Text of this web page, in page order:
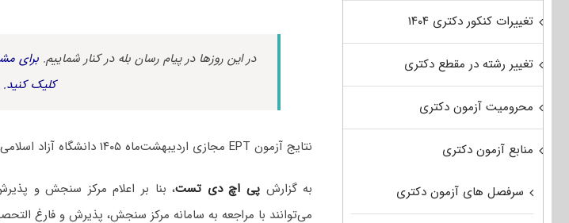
در این روزها در پیام رسان بله در کنار شماییم. برای
کلیک کنید.
نتایج آزمون EPT مجازی اردیبهشت‌ماه ۱۴۰۵ دانشگاه آزاد اسلامی اعلام شد.
به گزارش پی اچ دی تست، بنا بر اعلام مرکز سنجش و
می‌توانند با مراجعه به سامانه مرکز سنجش، پذیرش و فارغ
تغییرات کنکور دکتری ۱۴۰۴
تغییر رشته در مقطع دکتری
محرومیت آزمون دکتری
منابع آزمون دکتری
سرفصل های آزمون دکتری